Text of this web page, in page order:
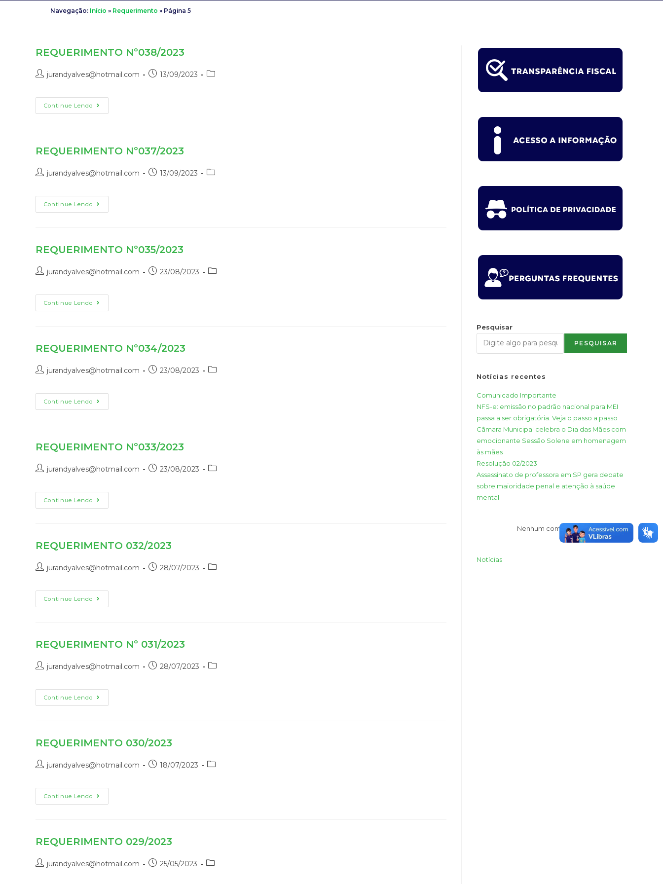
Navegação: Início » Requerimento » Página 5
REQUERIMENTO Nº038/2023
jurandyalves@hotmail.com 13/09/2023
Continue Lendo
REQUERIMENTO Nº037/2023
jurandyalves@hotmail.com 13/09/2023
Continue Lendo
REQUERIMENTO Nº035/2023
jurandyalves@hotmail.com 23/08/2023
Continue Lendo
REQUERIMENTO Nº034/2023
jurandyalves@hotmail.com 23/08/2023
Continue Lendo
REQUERIMENTO Nº033/2023
jurandyalves@hotmail.com 23/08/2023
Continue Lendo
REQUERIMENTO 032/2023
jurandyalves@hotmail.com 28/07/2023
Continue Lendo
REQUERIMENTO Nº 031/2023
jurandyalves@hotmail.com 28/07/2023
Continue Lendo
REQUERIMENTO 030/2023
jurandyalves@hotmail.com 18/07/2023
Continue Lendo
REQUERIMENTO 029/2023
jurandyalves@hotmail.com 25/05/2023
Pesquisar
PESQUISAR
Notícias recentes
Comunicado Importante
NFS-e: emissão no padrão nacional para MEI
passa a ser obrigatória. Veja o passo a passo
Câmara Municipal celebra o Dia das Mães com
emocionante Sessão Solene em homenagem
às mães
Resolução 02/2023
Assassinato de professora em SP gera debate
sobre maioridade penal e atenção à saúde
mental
Nenhum comentário para mostrar.
Notícias